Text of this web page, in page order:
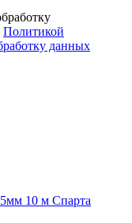
Политикой
данных
10 м Спарта